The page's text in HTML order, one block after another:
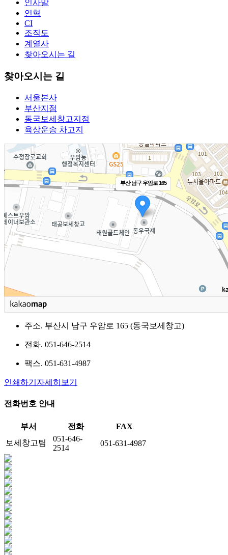
인사말
연혁
CI
조직도
계열사
찾아오시는 길
찾아오시는 길
서울본사
부산지점
동국보세창고지점
육상운송 차고지
부산 남구 우암로 165
주소. 부산시 남구 우암로 165 (동국보세창고)
전화. 051-646-2514
팩스. 051-631-4987
인쇄하기 자세히보기
전화번호 안내
부서 전화
FAX
보세창고팀
051-646-
2514
051-631-4987